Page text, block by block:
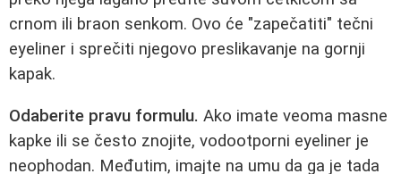
crnom ili braon senkom. Ovo će "zapečatiti" tečni
eyeliner i sprečiti njegovo preslikavanje na gornji
kapak.
Odaberite pravu formulu. Ako imate veoma masne
kapke ili se često znojite, vodootporni eyeliner je
neophodan. Međutim, imajte na umu da ga je tada